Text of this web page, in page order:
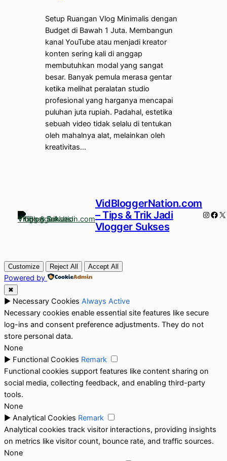
Setup Ruangan Vlog Minimalis dengan
Budget di Bawah 1 Juta. Membangun
kanal YouTube atau menjadi kreator
konten sering kali di anggap
membutuhkan modal yang sangat
besar. Banyak pemula merasa gentar
ketika melihat peralatan studio
profesional yang harganya mencapai
puluhan juta rupiah. Padahal, estetika
sebuah video tidak selalu di tentukan
oleh mahalnya alat, melainkan oleh
kreativitas…
VidBloggerNation.com
– Tips & Trik Jadi
Vlogger Sukses
X
Customize Reject All Accept All
Powered by
✖
► Necessary Cookies Always Active
Necessary cookies enable essential site features like secure
log-ins and consent preference adjustments. They do not
store personal data.
None
► Functional Cookies Remark
Functional cookies support features like content sharing on
social media, collecting feedback, and enabling third-party
tools.
None
► Analytical Cookies Remark
Analytical cookies track visitor interactions, providing insights
on metrics like visitor count, bounce rate, and traffic sources.
None